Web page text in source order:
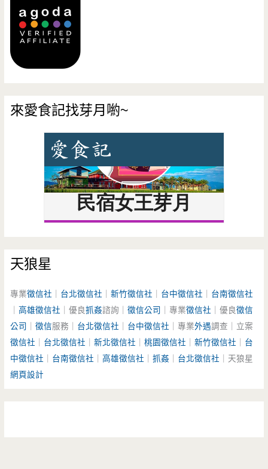
來愛食記找芽月喲~
天狼星
專業徵信社 台北徵信社 ｜新竹徵信社 台中徵信社
台南徵信社
｜高雄徵信社 ｜優良抓姦諮詢｜徵信公司 ｜專業徵信社 ｜優良徵信
公司
｜徵信服務｜ 台北徵信社 台中徵信社 ｜專業外遇調查｜立案
徵信社
台北徵信社 ｜新北徵信社 ｜桃園徵信社 ｜新竹徵信社
台
中徵信社
台南徵信社 ｜高雄徵信社 ｜抓姦 台北徵信社 ｜天狼星
網頁設計